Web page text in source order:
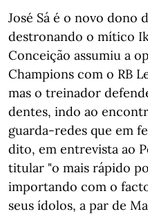
José Sá é o novo dono
destronando o mítico
Conceição assumiu a
Champions com o RB
mas o treinador
dentes, indo ao
guarda-redes que em
dito, em entrevista ao
titular "o mais rápido
importando com o
seus ídolos, a par de